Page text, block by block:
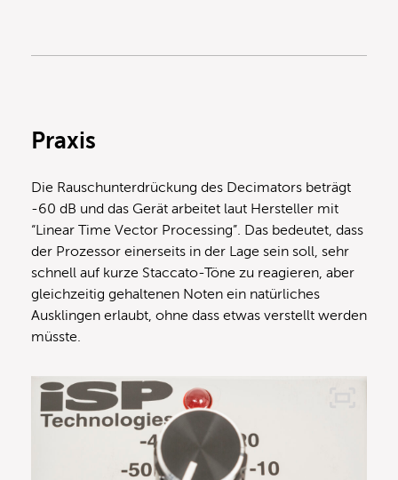
Praxis
Die Rauschunterdrückung des Decimators beträgt
-60 dB und das Gerät arbeitet laut Hersteller mit
“Linear Time Vector Processing”. Das bedeutet, dass
der Prozessor einerseits in der Lage sein soll, sehr
schnell auf kurze Staccato-Töne zu reagieren, aber
gleichzeitig gehaltenen Noten ein natürliches
Ausklingen erlaubt, ohne dass etwas verstellt werden
müsste.